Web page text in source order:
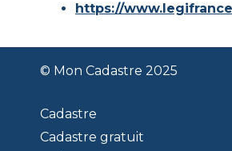
© Mon Cadastre 2025
Cadastre
Cadastre gratuit